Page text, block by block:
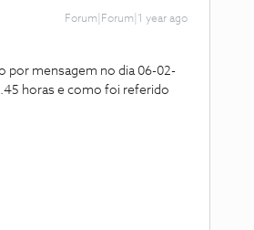
Forum|Forum|1 year ago
mensagem no dia 06-02-
horas e como foi referido